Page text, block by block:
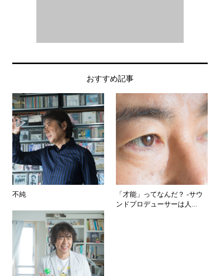
おすすめ記事
不純
「才能」ってなんだ？ -サウ
ンドプロデューサーは人...